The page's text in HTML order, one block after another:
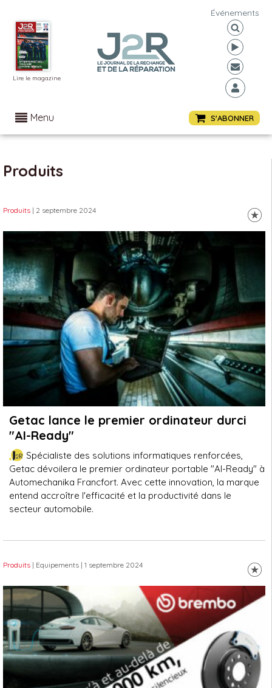
Lire le magazine
Événements
Menu S'ABONNER
Produits
Produits | 2 septembre 2024
Getac lance le premier ordinateur durci
"AI-Ready"
Spécialiste des solutions informatiques renforcées,
Getac dévoilera le premier ordinateur portable "AI-Ready" à
Automechanika Francfort. Avec cette innovation, la marque
entend accroître l'efficacité et la productivité dans le
secteur automobile.
Produits | Equipements | 1 septembre 2024